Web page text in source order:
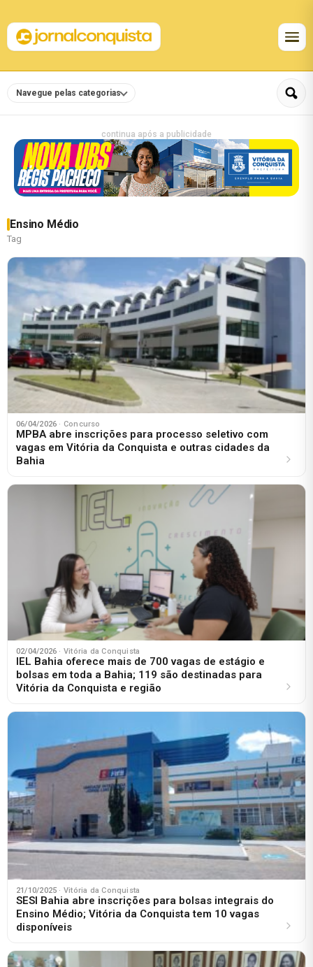
Navegue pelas categorias
continua após a publicidade
Ensino Médio
Tag
06/04/2026 · Concurso
MPBA abre inscrições para processo seletivo com
vagas em Vitória da Conquista e outras cidades da
Bahia
02/04/2026 · Vitória da Conquista
IEL Bahia oferece mais de 700 vagas de estágio e
bolsas em toda a Bahia; 119 são destinadas para
Vitória da Conquista e região
21/10/2025 · Vitória da Conquista
SESI Bahia abre inscrições para bolsas integrais do
Ensino Médio; Vitória da Conquista tem 10 vagas
disponíveis